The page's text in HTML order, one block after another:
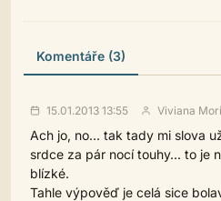
Komentáře (3)
15.01.2013 13:55 Viviana Mori
Ach jo, no... tak tady mi slova
srdce za pár nocí touhy... to je
blízké.
Tahle výpověď je celá sice